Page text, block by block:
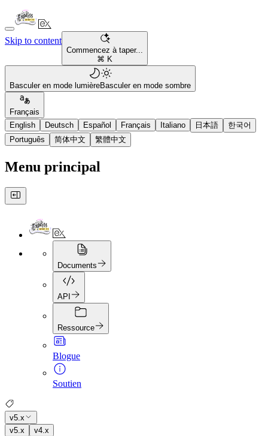
Skip to content
Commencez à taper...
⌘ K
Basculer en mode lumièreBasculer en mode sombre
Français
English
Deutsch Español Français Italiano 日本語
한국어
Português
简体中文 繁體中文
Menu principal
Documents
API
Ressource
Blogue
Soutien
v5.x
v5.x
v4.x